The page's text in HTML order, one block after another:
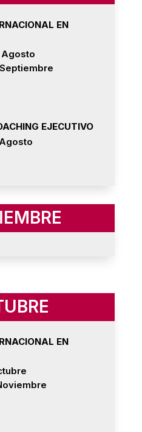
EN
Agosto
EJECUTIVO
EN